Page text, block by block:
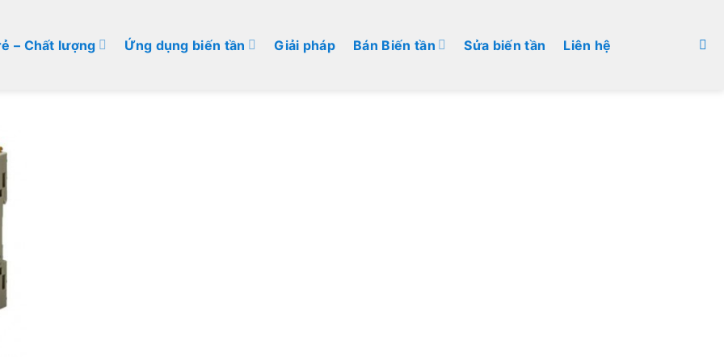
– Chất lượng Ứng dụng biến tần Giải pháp Bán Biến tần Sửa biến tần Liên hệ